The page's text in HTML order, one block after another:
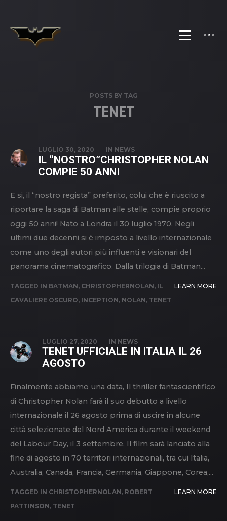
POSTS BY TAG
TENET
LUGLIO 30, 2020 IN NEWS
IL “NOSTRO”CHRISTOPHER NOLAN
COMPIE 50 ANNI
E si, il “nostro regista” preferito, colui che è riuscito a
riportare la saga di Batman alle stelle, compie proprio
oggi 50 anni! Nato a Londra il 30 luglio 1970. Negli
ultimi due decenni si è imposto a livello internazionale
come uno degli autori più influenti e visionari del
panorama cinematografico. Dalla trilogia di Batman...
TAGGED IN BATMAN, CHRISTOPHERNOLAN, IL
CAVALIERE OSCURO, INCEPTION, NOLAN, TENET
LEARN MORE
LUGLIO 27, 2020 IN NEWS
TENET UFFICIALE IN ITALIA IL 26
AGOSTO
Finalmente abbiamo una data, Il thriller fantascientifico
di Christopher Nolan farà il suo debutto a livello
internazionale il 26 agosto prima di uscire in alcune
città selezionate del Nord America durante il weekend
del Labour Day, il 3 settembre. Il film sarà lanciato alla
fine di agosto in 70 territori internazionali, tra cui Italia,
Australia, Canada, Francia, Germania, Giappone, Corea,...
TAGGED IN CHRISTOPHERNOLAN, ROBERT
PATTINSON, TENET
LEARN MORE